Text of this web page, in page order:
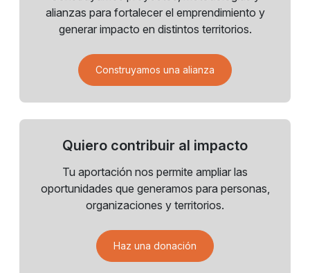
alianzas para fortalecer el emprendimiento y
generar impacto en distintos territorios.
Construyamos una alianza
Quiero contribuir al impacto
Tu aportación nos permite ampliar las
oportunidades que generamos para personas,
organizaciones y territorios.
Haz una donación